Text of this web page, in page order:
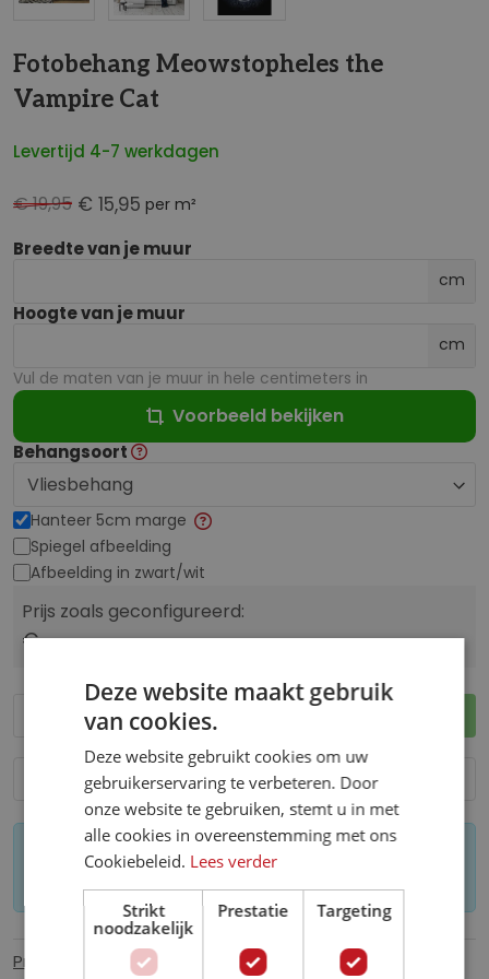
Fotobehang Meowstopheles the
Vampire Cat
Levertijd 4-7 werkdagen
€ 15,95 per m²
€ 19,95
Breedte van je muur
cm
Hoogte van je muur
cm
Vul de maten van je muur in hele centimeters in
Voorbeeld bekijken
Behangsoort
Hanteer 5cm marge
Spiegel afbeelding
Afbeelding in zwart/wit
Prijs zoals geconfigureerd:
€ --,--
Voeg toe aan verlanglijst
Let op: op maat gemaakt behang kan niet
Productinformatie Specificaties
Deze website maakt gebruik
van cookies.
Deze website gebruikt cookies om uw
gebruikerservaring te verbeteren. Door
onze website te gebruiken, stemt u in met
alle cookies in overeenstemming met ons
Cookiebeleid. Lees verder
Strikt
noodzakelijk
Prestatie Targeting